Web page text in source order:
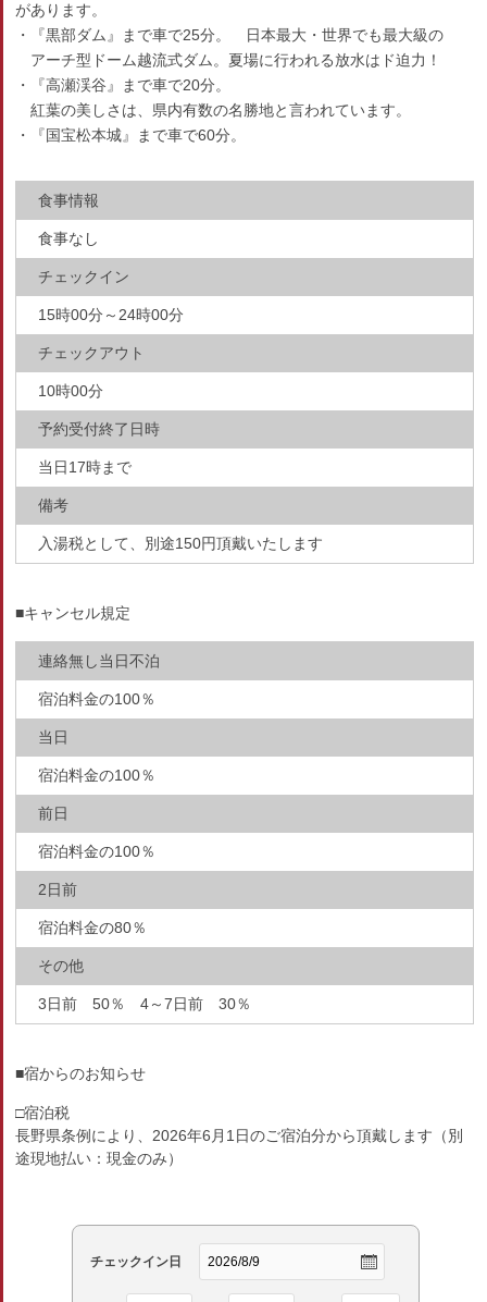
があります。
・『黒部ダム』まで車で25分。 日本最大・世界でも最大級の
アーチ型ドーム越流式ダム。夏場に行われる放水はド迫力！
・『高瀬渓谷』まで車で20分。
紅葉の美しさは、県内有数の名勝地と言われています。
・『国宝松本城』まで車で60分。
食事情報
食事なし
チェックイン
15時00分～24時00分
チェックアウト
10時00分
予約受付終了日時
当日17時まで
備考
入湯税として、別途150円頂戴いたします
■キャンセル規定
連絡無し当日不泊
宿泊料金の100％
当日
宿泊料金の100％
前日
宿泊料金の100％
2日前
宿泊料金の80％
その他
3日前 50％ 4～7日前 30％
■宿からのお知らせ
□宿泊税
長野県条例により、2026年6月1日のご宿泊分から頂戴します（別
途現地払い：現金のみ）
チェックイン日